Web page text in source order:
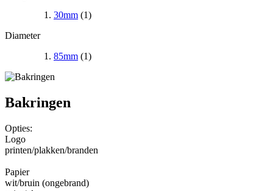
30mm (1)
Diameter
85mm (1)
Bakringen
Opties:
Logo
printen/plakken/branden
Papier
wit/bruin (ongebrand)